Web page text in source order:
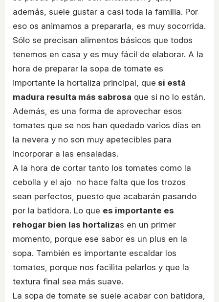
además, suele gustar a casi toda la familia. Por
eso os animamos a prepararla, es muy socorrida.
Sólo se precisan alimentos básicos que todos
tenemos en casa y es muy fácil de elaborar. A la
hora de preparar la sopa de tomate es
importante la hortaliza principal, que si está
madura resulta más sabrosa que si no lo están.
Además, es una forma de aprovechar esos
tomates que se nos han quedado varios días en
la nevera y no son muy apetecibles para
incorporar a las ensaladas.
A la hora de cortar tanto los tomates como la
cebolla y el ajo no hace falta que los trozos
sean perfectos, puesto que acabarán pasando
por la batidora. Lo que es importante es
rehogar bien las hortalizas en un primer
momento, porque ese sabor es un plus en la
sopa. También es importante escaldar los
tomates, porque nos facilita pelarlos y que la
textura final sea más suave.
La sopa de tomate se suele acabar con batidora,